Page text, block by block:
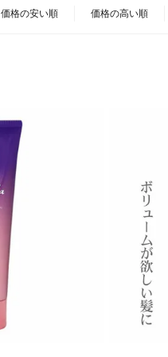
価格の安い順 価格の高い順